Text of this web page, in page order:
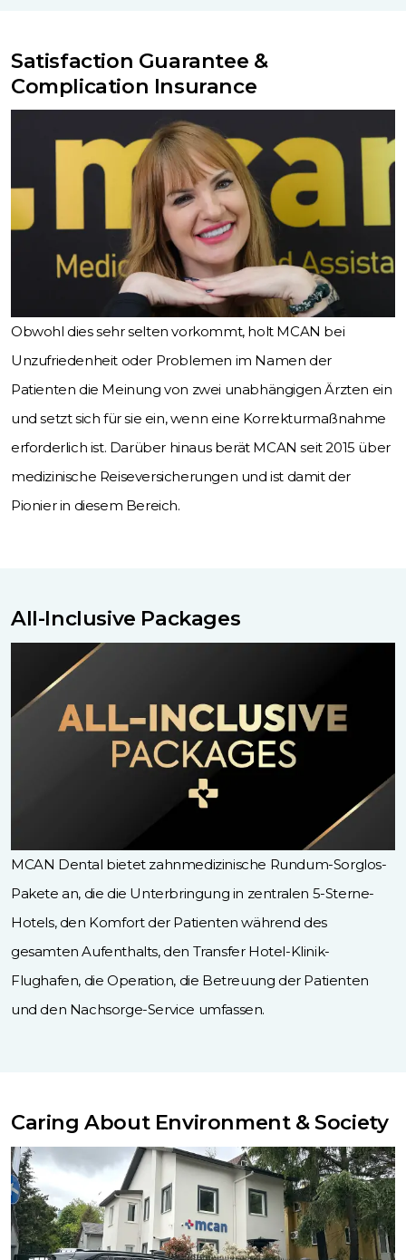
Satisfaction Guarantee &
Complication Insurance
Obwohl dies sehr selten vorkommt, holt MCAN bei
Unzufriedenheit oder Problemen im Namen der
Patienten die Meinung von zwei unabhängigen Ärzten ein
und setzt sich für sie ein, wenn eine Korrekturmaßnahme
erforderlich ist. Darüber hinaus berät MCAN seit 2015 über
medizinische Reiseversicherungen und ist damit der
Pionier in diesem Bereich.
All-Inclusive Packages
MCAN Dental bietet zahnmedizinische Rundum-Sorglos-
Pakete an, die die Unterbringung in zentralen 5-Sterne-
Hotels, den Komfort der Patienten während des
gesamten Aufenthalts, den Transfer Hotel-Klinik-
Flughafen, die Operation, die Betreuung der Patienten
und den Nachsorge-Service umfassen.
Caring About Environment & Society